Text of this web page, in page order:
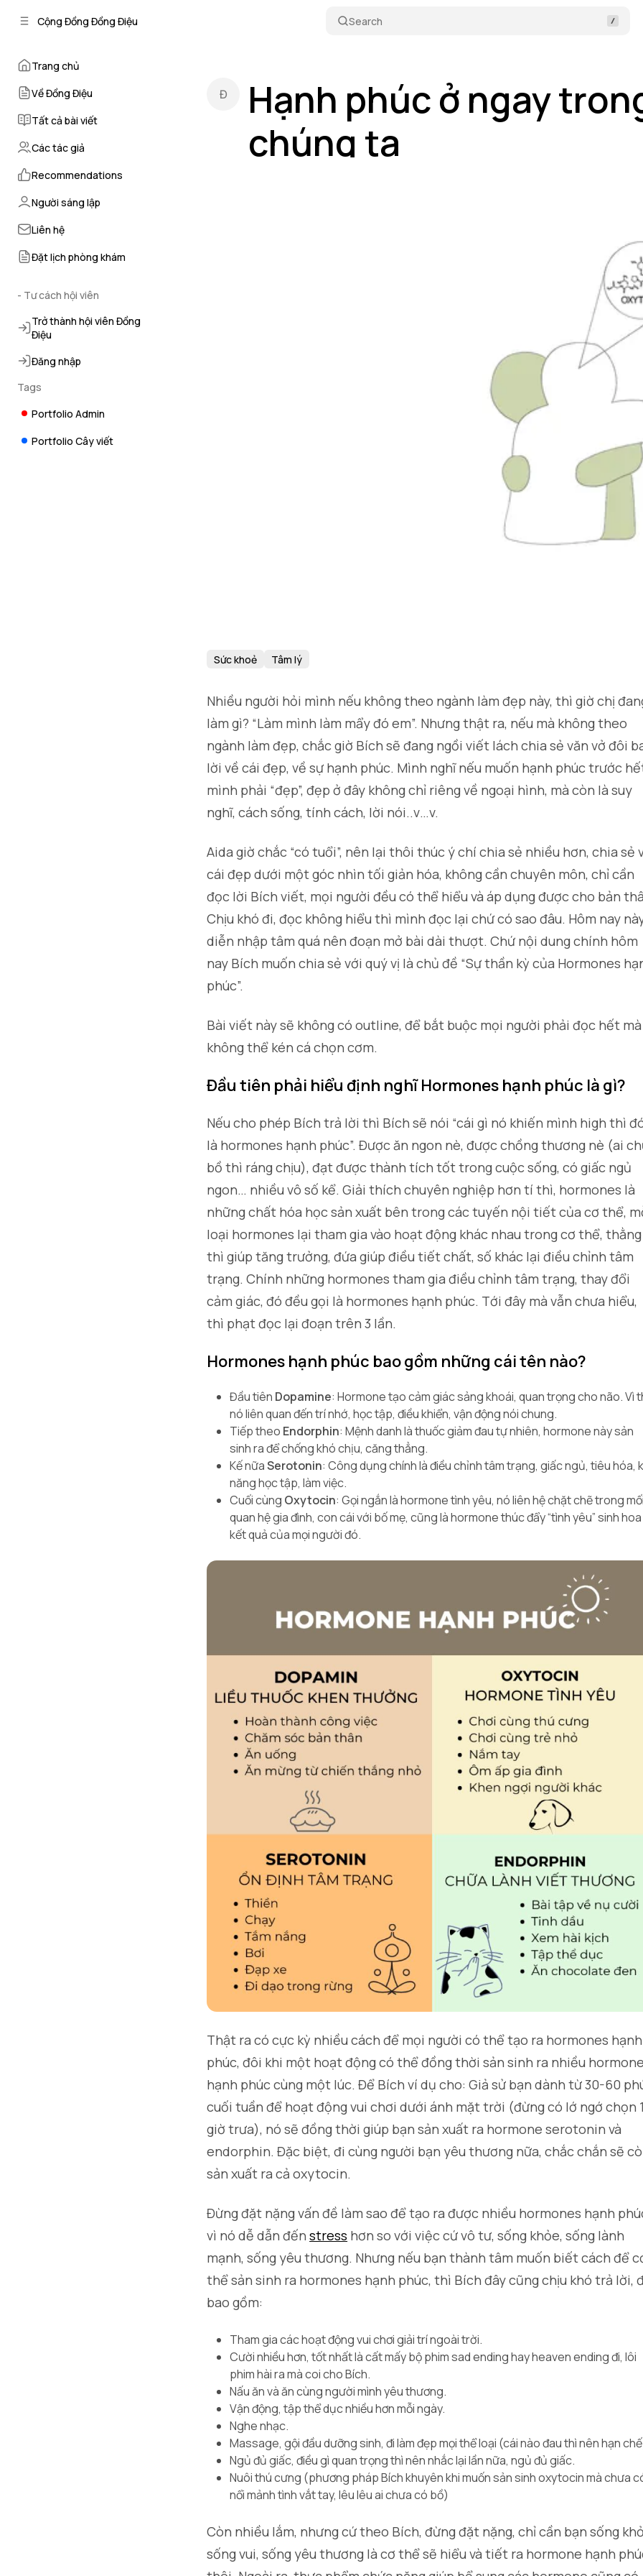
Cộng Đồng Đồng Điệu Search
Trang chủ
Về Đồng Điệu
Tất cả bài viết
Các tác giả
Recommendations
Người sáng lập
Liên hệ
Đặt lịch phòng khám
- Tư cách hội viên
Trở thành hội viên Đồng
Điệu
Đăng nhập
Tags
Portfolio Admin
Portfolio Cây viết
Hạnh phúc ở ngay
chúng ta
Sức khoẻ Tâm lý
Nhiều người hỏi mình nếu không theo ngành làm đẹp này, thì giờ chị
làm gì? “Làm mình làm mẩy đó em”. Nhưng thật ra, nếu mà không theo
ngành làm đẹp, chắc giờ Bích sẽ đang ngồi viết lách chia sẻ văn vở đôi
lời về cái đẹp, về sự hạnh phúc. Mình nghĩ nếu muốn hạnh phúc trước
mình phải “đẹp”, đẹp ở đây không chỉ riêng về ngoại hình, mà còn là suy
nghĩ, cách sống, tính cách, lời nói..v…v.
Aida giờ chắc “có tuổi”, nên lại thôi thúc ý chí chia sẻ nhiều hơn, chia sẻ
cái đẹp dưới một góc nhìn tối giản hóa, không cần chuyên môn, chỉ cần
đọc lời Bích viết, mọi người đều có thể hiểu và áp dụng được cho bản
Chịu khó đi, đọc không hiểu thì mình đọc lại chứ có sao đâu. Hôm nay
diễn nhập tâm quá nên đoạn mở bài dài thượt. Chứ nội dung chính hôm
nay Bích muốn chia sẻ với quý vị là chủ đề “Sự thần kỳ của Hormones
phúc”.
Bài viết này sẽ không có outline, để bắt buộc mọi người phải đọc hết mà
không thể kén cá chọn cơm.
Đầu tiên phải hiểu định nghĩ Hormones hạnh phúc là gì?
Nếu cho phép Bích trả lời thì Bích sẽ nói “cái gì nó khiến mình high thì
là hormones hạnh phúc”. Được ăn ngon nè, được chồng thương nè (ai
bồ thì ráng chịu), đạt được thành tích tốt trong cuộc sống, có giấc ngủ
ngon… nhiều vô số kể. Giải thích chuyên nghiệp hơn tí thì, hormones là
những chất hóa học sản xuất bên trong các tuyến nội tiết của cơ thể,
loại hormones lại tham gia vào hoạt động khác nhau trong cơ thể, thằng
thì giúp tăng trưởng, đứa giúp điều tiết chất, số khác lại điều chỉnh tâm
trạng. Chính những hormones tham gia điều chỉnh tâm trạng, thay đổi
cảm giác, đó đều gọi là hormones hạnh phúc. Tới đây mà vẫn chưa hiểu,
thì phạt đọc lại đoạn trên 3 lần.
Hormones hạnh phúc bao gồm những cái tên nào?
Đầu tiên Dopamine: Hormone tạo cảm giác sảng khoái, quan trọng cho não. Vì
nó liên quan đến trí nhớ, học tập, điều khiển, vận động nói chung.
Tiếp theo Endorphin: Mệnh danh là thuốc giảm đau tự nhiên, hormone này sản
sinh ra để chống khó chịu, căng thẳng.
Kế nữaSerotonin: Công dụng chính là điều chỉnh tâm trạng, giấc ngủ, tiêu hóa,
năng học tập, làm việc.
Cuối cùng Oxytocin: Gọi ngắn là hormone tình yêu, nó liên hệ chặt chẽ trong mối
quan hệ gia đình, con cái với bố mẹ, cũng là hormone thúc đẩy “tình yêu” sinh hoa
kết quả của mọi người đó.
Thật ra có cực kỳ nhiều cách để mọi người có thể tạo ra hormones hạnh
phúc, đôi khi một hoạt động có thể đồng thời sản sinh ra nhiều
hạnh phúc cùng một lúc. Để Bích ví dụ cho: Giả sử bạn dành từ 30-60
cuối tuần để hoạt động vui chơi dưới ánh mặt trời (đừng có lớ ngớ chọn
giờ trưa), nó sẽ đồng thời giúp bạn sản xuất ra hormone serotonin và
endorphin. Đặc biệt, đi cùng người bạn yêu thương nữa, chắc chắn sẽ
sản xuất ra cả oxytocin.
Đừng đặt nặng vấn đề làm sao để tạo ra được nhiều hormones hạnh
vì nó dễ dẫn đếnstress hơn so với việc cứ vô tư, sống khỏe, sống lành
mạnh, sống yêu thương. Nhưng nếu bạn thành tâm muốn biết cách để
thể sản sinh ra hormones hạnh phúc, thì Bích đây cũng chịu khó trả lời,
bao gồm:
Tham gia các hoạt động vui chơi giải trí ngoài trời.
Cười nhiều hơn, tốt nhất là cất mấy bộ phim sad ending hay heaven ending đi, lôi
phim hài ra mà coi cho Bích.
Nấu ăn và ăn cùng người mình yêu thương.
Vận động, tập thể dục nhiều hơn mỗi ngày.
Nghe nhạc.
Massage, gội đầu dưỡng sinh, đi làm đẹp mọi thể loại (cái nào đau thì nên hạn
Ngủ đủ giấc, điều gì quan trọng thì nên nhắc lại lần nữa, ngủ đủ giấc.
Nuôi thú cưng (phương pháp Bích khuyên khi muốn sản sinh oxytocin mà chưa
nổi mảnh tình vắt tay, lêu lêu ai chưa có bồ)
Còn nhiều lắm, nhưng cứ theo Bích, đừng đặt nặng, chỉ cần bạn sống
sống vui, sống yêu thương là cơ thể sẽ hiểu và tiết ra hormone hạnh